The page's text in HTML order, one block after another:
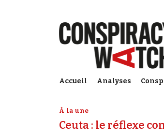
Accueil Analyses
À la une
Ceuta : le réflexe